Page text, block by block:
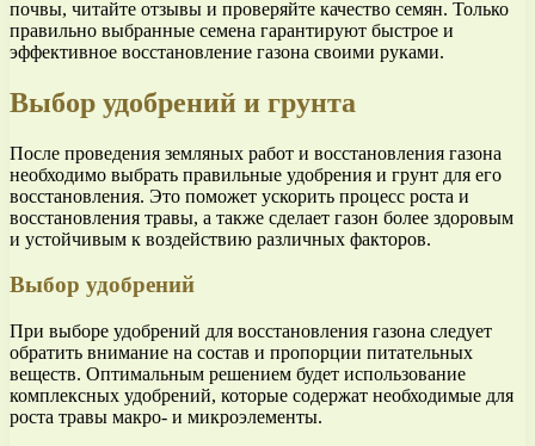
почвы, читайте отзывы и проверяйте качество семян. Только
правильно выбранные семена гарантируют быстрое и
эффективное восстановление газона своими руками.
Выбор удобрений и грунта
После проведения земляных работ и восстановления газона
необходимо выбрать правильные удобрения и грунт для его
восстановления. Это поможет ускорить процесс роста и
восстановления травы, а также сделает газон более здоровым
и устойчивым к воздействию различных факторов.
Выбор удобрений
При выборе удобрений для восстановления газона следует
обратить внимание на состав и пропорции питательных
веществ. Оптимальным решением будет использование
комплексных удобрений, которые содержат необходимые для
роста травы макро- и микроэлементы.